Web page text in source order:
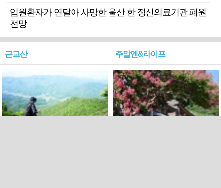
입원환자가 연달아 사망한 울산 한 정신의료기관 폐원
전망
근교산 주말엔&라이프